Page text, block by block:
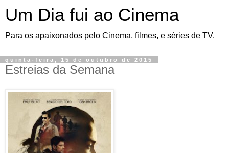
Um Dia fui ao Cinema
Para os apaixonados pelo Cinema, filmes, e séries de TV.
quinta-feira, 15 de outubro de 2015
Estreias da Semana